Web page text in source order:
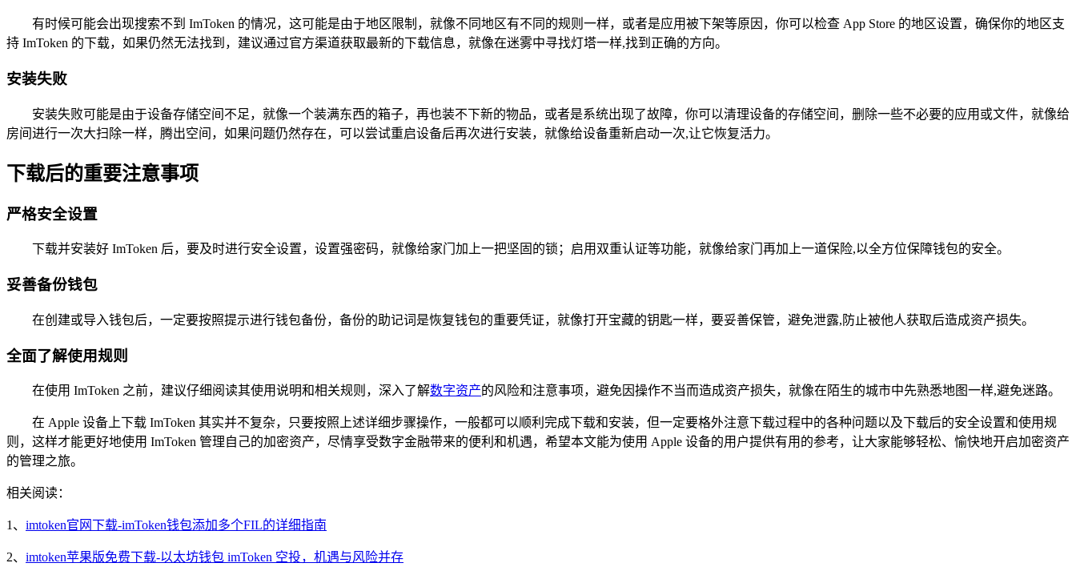
有时候可能会出现搜索不到 ImToken 的情况，这可能是由于地区限制，就像不同地区有不同的规则一样，或者是应用被下架等原因，你可以检查 App Store 的地区设置，确保你的地区支
持 ImToken 的下载，如果仍然无法找到，建议通过官方渠道获取最新的下载信息，就像在迷雾中寻找灯塔一样,找到正确的方向。
安装失败
安装失败可能是由于设备存储空间不足，就像一个装满东西的箱子，再也装不下新的物品，或者是系统出现了故障，你可以清理设备的存储空间，删除一些不必要的应用或文件，就像给
房间进行一次大扫除一样，腾出空间，如果问题仍然存在，可以尝试重启设备后再次进行安装，就像给设备重新启动一次,让它恢复活力。
下载后的重要注意事项
严格安全设置
下载并安装好 ImToken 后，要及时进行安全设置，设置强密码，就像给家门加上一把坚固的锁；启用双重认证等功能，就像给家门再加上一道保险,以全方位保障钱包的安全。
妥善备份钱包
在创建或导入钱包后，一定要按照提示进行钱包备份，备份的助记词是恢复钱包的重要凭证，就像打开宝藏的钥匙一样，要妥善保管，避免泄露,防止被他人获取后造成资产损失。
全面了解使用规则
在使用 ImToken 之前，建议仔细阅读其使用说明和相关规则，深入了解数字资产的风险和注意事项，避免因操作不当而造成资产损失，就像在陌生的城市中先熟悉地图一样,避免迷路。
在 Apple 设备上下载 ImToken 其实并不复杂，只要按照上述详细步骤操作，一般都可以顺利完成下载和安装，但一定要格外注意下载过程中的各种问题以及下载后的安全设置和使用规
则，这样才能更好地使用 ImToken 管理自己的加密资产，尽情享受数字金融带来的便利和机遇，希望本文能为使用 Apple 设备的用户提供有用的参考，让大家能够轻松、愉快地开启加密资产
的管理之旅。
相关阅读：
1、 imtoken官网下载-imToken钱包添加多个FIL的详细指南
2、 imtoken苹果版免费下载-以太坊钱包 imToken 空投，机遇与风险并存